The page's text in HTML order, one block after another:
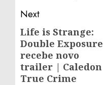
Next
Next
post:
Life is Strange:
Double Exposure
recebe novo
trailer | Caledon
True Crime